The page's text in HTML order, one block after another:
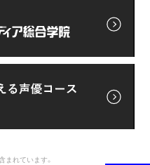
まれています。